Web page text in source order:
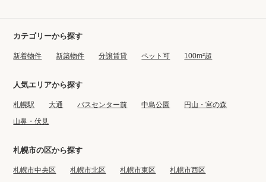
高級賃貸物件トピック 会社概要
カテゴリーから探す
新着物件 新築物件 分譲賃貸 ペット可 100m²超
人気エリアから探す
札幌駅 大通 バスセンター前 中島公園
円山・宮の森
山鼻・伏見
札幌市の区から探す
札幌市中央区 札幌市北区 札幌市東区
札幌市西区